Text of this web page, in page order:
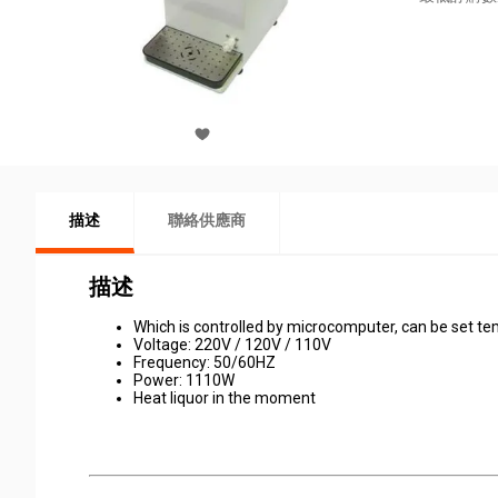
描述 聯絡供應商
描述
Which is controlled by microcomputer, can be set
Voltage: 220V / 120V / 110V
Frequency: 50/60HZ
Power: 1110W
Heat liquor in the moment